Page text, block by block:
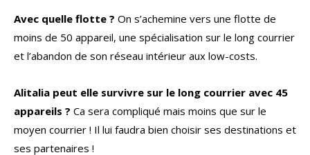
Avec quelle flotte ? On s’achemine vers une flotte de
moins de 50 appareil, une spécialisation sur le long courrier
et l’abandon de son réseau intérieur aux low-costs.
Alitalia peut elle survivre sur le long courrier avec 45
appareils ? Ca sera compliqué mais moins que sur le
moyen courrier ! Il lui faudra bien choisir ses destinations et
ses partenaires !